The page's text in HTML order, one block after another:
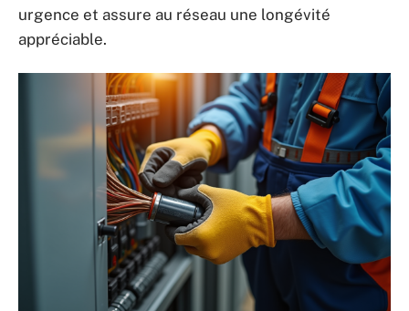
urgence et assure au réseau une longévité
appréciable.